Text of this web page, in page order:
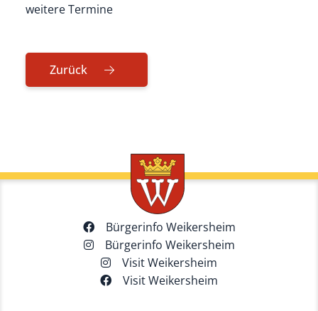
weitere Termine
Zurück
Bürgerinfo Weikersheim
Bürgerinfo Weikersheim
Visit Weikersheim
Visit Weikersheim